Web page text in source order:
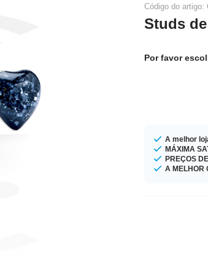
Código do artigo:
Studs
Por favor
A melhor
MÁXIMA
PREÇOS
A MELHOR